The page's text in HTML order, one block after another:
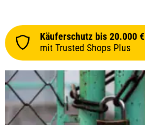
Käuferschutz bis 20.000 €
mit Trusted Shops Plus